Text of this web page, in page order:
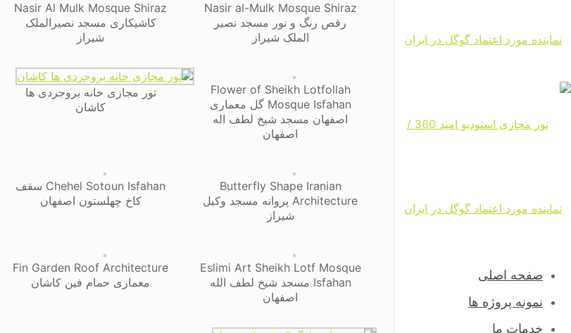
صفحه اصلی
نمونه پروژه ها
خدمات ما
Nasir al-Mulk Mosque Shiraz
رقص رنگ و نور مسجد نصیر
الملک شیراز
Nasir Al Mulk Mosque Shiraz
کاشیکاری مسجد نصیرالملک
شیراز
Flower of Sheikh Lotfollah
Mosque Isfahan گل معماری
اصفهان مسجد شیخ لطف اله
اصفهان
تور مجازی خانه بروجردی ها
کاشان
Butterfly Shape Iranian
Architecture پروانه مسجد وکیل
شیراز
Chehel Sotoun Isfahan سقف
کاخ چهلستون اصفهان
Eslimi Art Sheikh Lotf Mosque
Isfahan مسجد شیخ لطف الله
اصفهان
Fin Garden Roof Architecture
معماری حمام فین کاشان